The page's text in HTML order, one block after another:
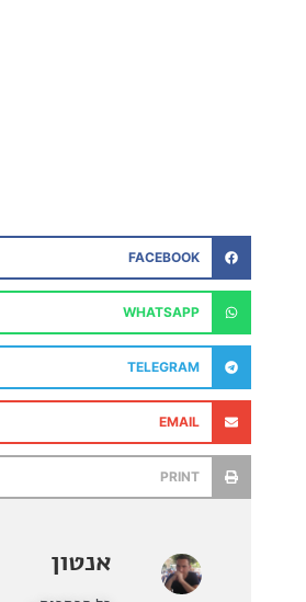
FACEBOOK
WHATSAPP
TELEGRAM
אנטון